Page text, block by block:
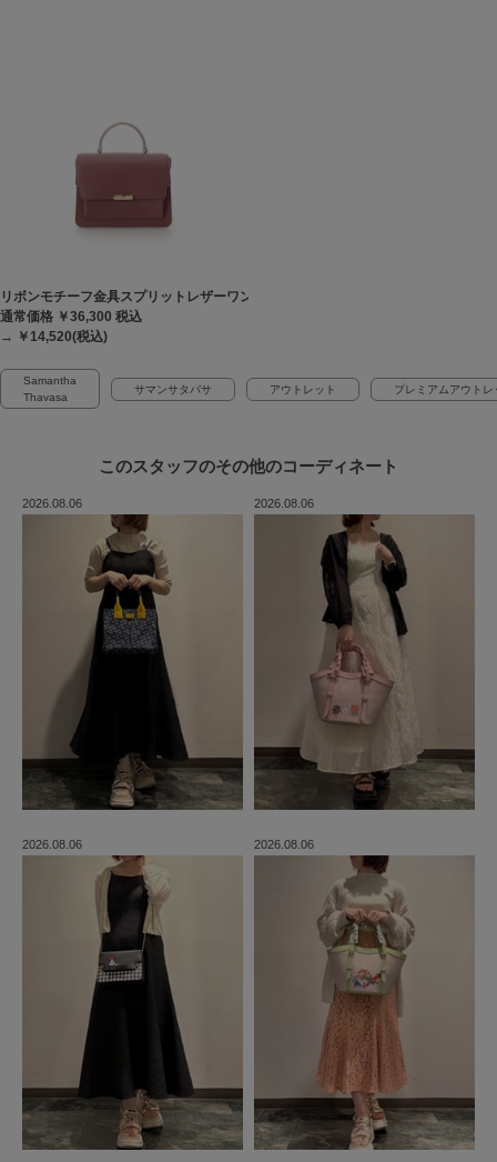
リボンモチーフ金具スプリットレザーワンハンドルバッグ
通常価格 ￥36,300 税込
→ ￥14,520(税込)
Samantha
Thavasa
サマンサタバサ アウトレット プレミアムアウトレ
このスタッフのその他のコーディネート
2026.08.06 2026.08.06
2026.08.06 2026.08.06